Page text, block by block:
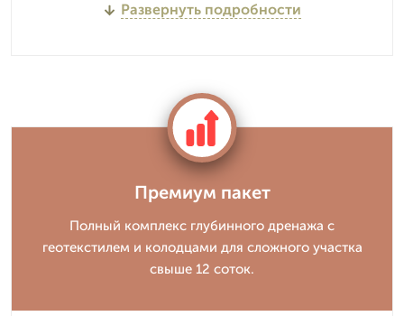
Развернуть подробности
Премиум пакет
Полный комплекс глубинного дренажа с
геотекстилем и колодцами для сложного участка
свыше 12 соток.